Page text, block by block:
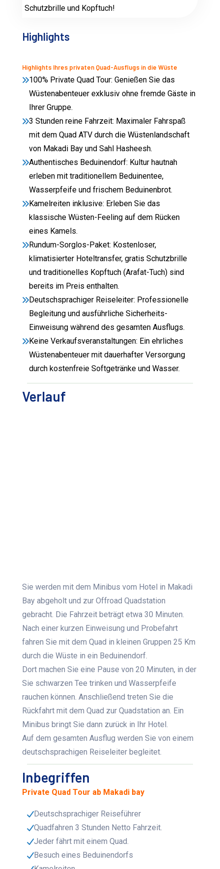
Schutzbrille und Kopftuch!
Highlights
Highlights Ihres privaten Quad-Ausflugs in die Wüste
100% Private Quad Tour: Genießen Sie das
Wüstenabenteuer exklusiv ohne fremde Gäste in
Ihrer Gruppe.
3 Stunden reine Fahrzeit: Maximaler Fahrspaß
mit dem Quad ATV durch die Wüstenlandschaft
von Makadi Bay und Sahl Hasheesh.
Authentisches Beduinendorf: Kultur hautnah
erleben mit traditionellem Beduinentee,
Wasserpfeife und frischem Beduinenbrot.
Kamelreiten inklusive: Erleben Sie das
klassische Wüsten-Feeling auf dem Rücken
eines Kamels.
Rundum-Sorglos-Paket: Kostenloser,
klimatisierter Hoteltransfer, gratis Schutzbrille
und traditionelles Kopftuch (Arafat-Tuch) sind
bereits im Preis enthalten.
Deutschsprachiger Reiseleiter: Professionelle
Begleitung und ausführliche Sicherheits-
Einweisung während des gesamten Ausflugs.
Keine Verkaufsveranstaltungen: Ein ehrliches
Wüstenabenteuer mit dauerhafter Versorgung
durch kostenfreie Softgetränke und Wasser.
Verlauf
Sie werden mit dem Minibus vom Hotel in Makadi
Bay abgeholt und zur Offroad Quadstation
gebracht. Die Fahrzeit beträgt etwa 30 Minuten.
Nach einer kurzen Einweisung und Probefahrt
fahren Sie mit dem Quad in kleinen Gruppen 25 Km
durch die Wüste in ein Beduinendorf.
Dort machen Sie eine Pause von 20 Minuten, in der
Sie schwarzen Tee trinken und Wasserpfeife
rauchen können. Anschließend treten Sie die
Rückfahrt mit dem Quad zur Quadstation an. Ein
Minibus bringt Sie dann zurück in Ihr Hotel.
Auf dem gesamten Ausflug werden Sie von einem
deutschsprachigen Reiseleiter begleitet.
Inbegriffen
Private Quad Tour ab Makadi bay
Deutschsprachiger Reiseführer
Quadfahren 3 Stunden Netto Fahrzeit.
Jeder fährt mit einem Quad.
Besuch eines Beduinendorfs